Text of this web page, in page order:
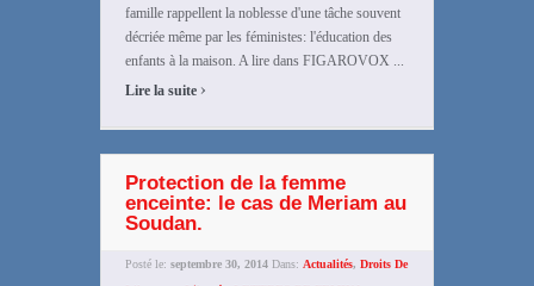
famille rappellent la noblesse d'une tâche souvent
décriée même par les féministes: l'éducation des
enfants à la maison. A lire dans FIGAROVOX ...
Lire la suite ›
Protection de la femme
enceinte: le cas de Meriam au
Soudan.
Posté le: septembre 30, 2014 Dans: Actualités, Droits De